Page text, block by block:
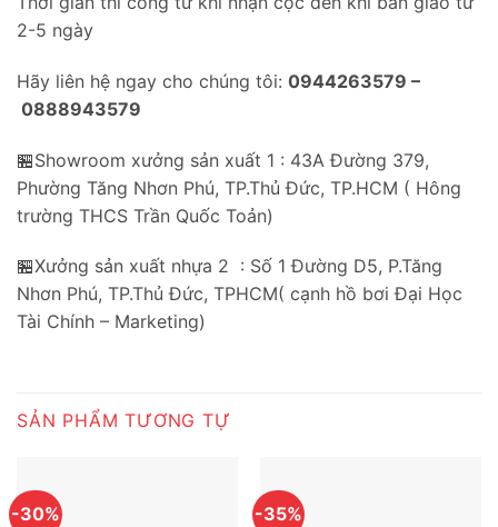
2-5 ngày
Hãy liên hệ ngay cho chúng tôi: 0944263579 –
0888943579
🏪Showroom xưởng sản xuất 1 : 43A Đường 379,
Phường Tăng Nhơn Phú, TP.Thủ Đức, TP.HCM ( Hông
trường THCS Trần Quốc Toản)
🏪Xưởng sản xuất nhựa 2 : Số 1 Đường D5, P.Tăng
Nhơn Phú, TP.Thủ Đức, TPHCM( cạnh hồ bơi Đại Học
Tài Chính – Marketing)
SẢN PHẨM TƯƠNG TỰ
-30% -35%